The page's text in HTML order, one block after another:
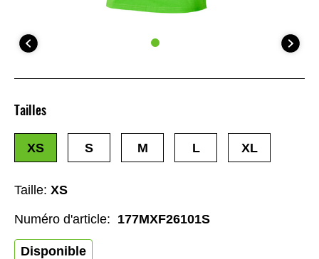
Taille: XS
Disponible
Tailles
XS S M L XL
Numéro d'article: 177MXF26101S